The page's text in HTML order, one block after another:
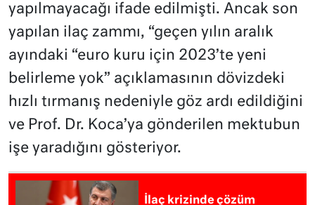
yapılmayacağı ifade edilmişti. Ancak son
yapılan ilaç zammı, “geçen yılın aralık
ayındaki “euro kuru için 2023’te yeni
belirleme yok” açıklamasının dövizdeki
hızlı tırmanış nedeniyle göz ardı edildiğini
ve Prof. Dr. Koca’ya gönderilen mektubun
işe yaradığını gösteriyor.
İlaç krizinde çözüm